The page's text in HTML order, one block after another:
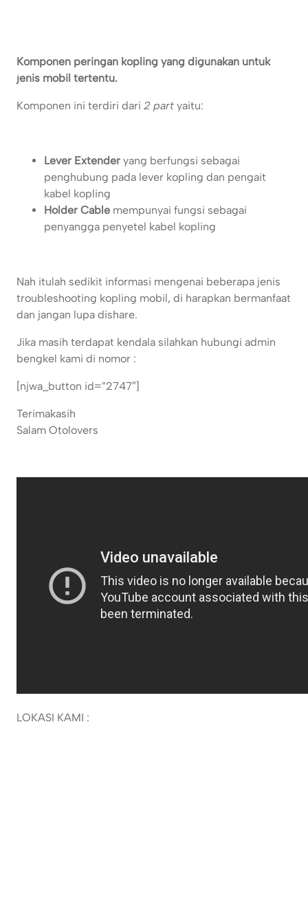
Komponen peringan kopling yang digunakan untuk
jenis mobil tertentu.
Komponen ini terdiri dari 2 part yaitu:
Lever Extender yang berfungsi sebagai
penghubung pada lever kopling dan pengait
kabel kopling
Holder Cable mempunyai fungsi sebagai
penyangga penyetel kabel kopling
Nah itulah sedikit informasi mengenai beberapa jenis
troubleshooting kopling mobil, di harapkan bermanfaat
dan jangan lupa dishare.
Jika masih terdapat kendala silahkan hubungi admin
bengkel kami di nomor :
[njwa_button id=”2747″]
Terimakasih
Salam Otolovers
LOKASI KAMI :